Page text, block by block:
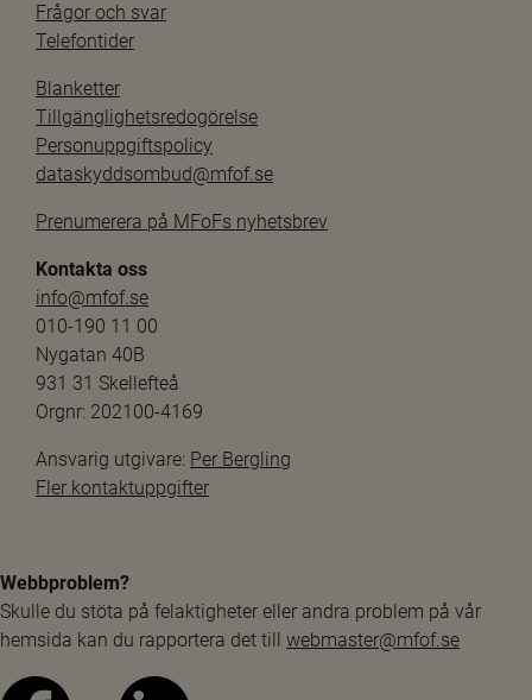
Frågor och svar
Telefontider
Blanketter
Tillgänglighetsredogörelse
Personuppgiftspolicy
dataskyddsombud@mfof.se
Prenumerera på MFoFs nyhetsbrev
Kontakta oss
info@mfof.se
010-190 11 00
Nygatan 40B
931 31 Skellefteå
Orgnr: 202100-4169
Ansvarig utgivare: Per Bergling
Fler kontaktuppgifter
Webbproblem?
Skulle du stöta på felaktigheter eller andra problem på vår
hemsida kan du rapportera det till webmaster@mfof.se